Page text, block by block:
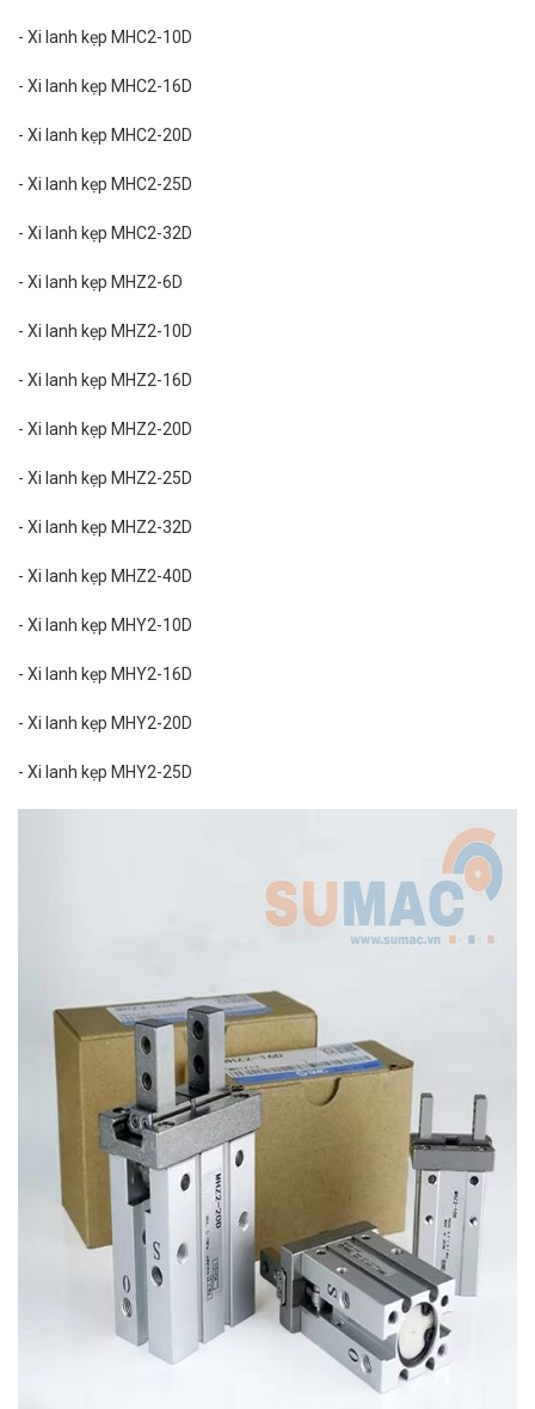
- Xi lanh kẹp MHC2-10D
- Xi lanh kẹp MHC2-16D
- Xi lanh kẹp MHC2-20D
- Xi lanh kẹp MHC2-25D
- Xi lanh kẹp MHC2-32D
- Xi lanh kẹp MHZ2-6D
- Xi lanh kẹp MHZ2-10D
- Xi lanh kẹp MHZ2-16D
- Xi lanh kẹp MHZ2-20D
- Xi lanh kẹp MHZ2-25D
- Xi lanh kẹp MHZ2-32D
- Xi lanh kẹp MHZ2-40D
- Xi lanh kẹp MHY2-10D
- Xi lanh kẹp MHY2-16D
- Xi lanh kẹp MHY2-20D
- Xi lanh kẹp MHY2-25D